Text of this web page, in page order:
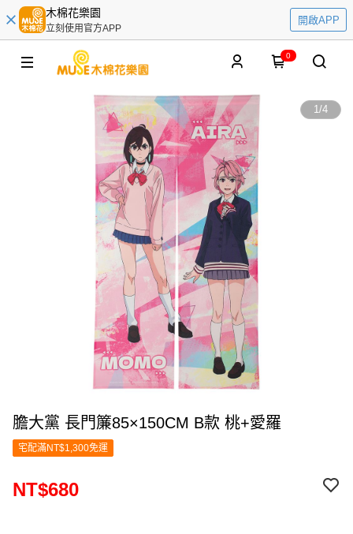
木棉花樂園
立刻使用官方APP
開啟APP
0
1/4
膽大黨 長門簾85×150CM B款 桃+愛羅
宅配滿NT$1,300免運
NT$680